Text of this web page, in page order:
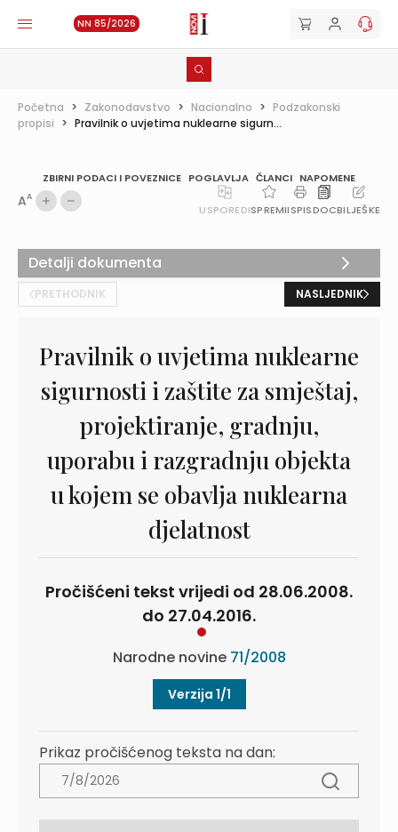
NN 85/2026
Početna > Zakonodavstvo > Nacionalno > Podzakonski
propisi > Pravilnik o uvjetima nuklearne sigurn...
ZBIRNI PODACI I POVEZNICE POGLAVLJA ČLANCI NAPOMENE
AA
USPOREDISPREMIISPISDOCBILJEŠKE
PRETHODNIK NASLJEDNIK
Pravilnik o uvjetima nuklearne
sigurnosti i zaštite za smještaj,
projektiranje, gradnju,
uporabu i razgradnju objekta
u kojem se obavlja nuklearna
djelatnost
Pročišćeni tekst vrijedi od 28.06.2008.
do 27.04.2016.
Narodne novine 71/2008
Verzija 1/1
Prikaz pročišćenog teksta na dan:
Detalji dokumenta